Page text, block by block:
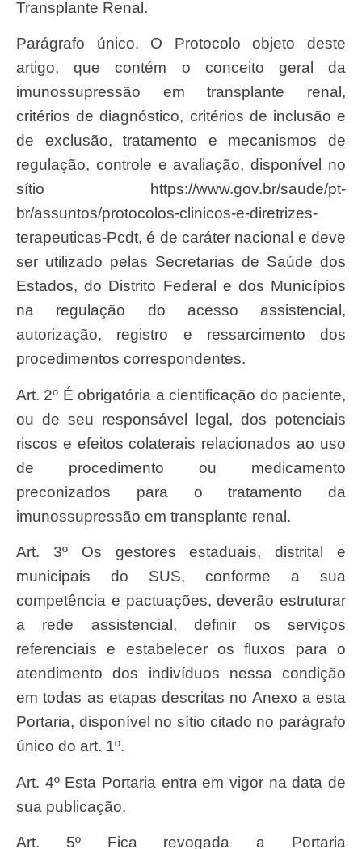
Transplante Renal.
Parágrafo único. O Protocolo objeto deste
artigo, que contém o conceito geral da
imunossupressão em transplante renal,
critérios de diagnóstico, critérios de inclusão e
de exclusão, tratamento e mecanismos de
regulação, controle e avaliação, disponível no
sítio https://www.gov.br/saude/pt-
br/assuntos/protocolos-clinicos-e-diretrizes-
terapeuticas-Pcdt, é de caráter nacional e deve
ser utilizado pelas Secretarias de Saúde dos
Estados, do Distrito Federal e dos Municípios
na regulação do acesso assistencial,
autorização, registro e ressarcimento dos
procedimentos correspondentes.
Art. 2º É obrigatória a cientificação do paciente,
ou de seu responsável legal, dos potenciais
riscos e efeitos colaterais relacionados ao uso
de procedimento ou medicamento
preconizados para o tratamento da
imunossupressão em transplante renal.
Art. 3º Os gestores estaduais, distrital e
municipais do SUS, conforme a sua
competência e pactuações, deverão estruturar
a rede assistencial, definir os serviços
referenciais e estabelecer os fluxos para o
atendimento dos indivíduos nessa condição
em todas as etapas descritas no Anexo a esta
Portaria, disponível no sítio citado no parágrafo
único do art. 1º.
Art. 4º Esta Portaria entra em vigor na data de
sua publicação.
Art. 5º Fica revogada a Portaria